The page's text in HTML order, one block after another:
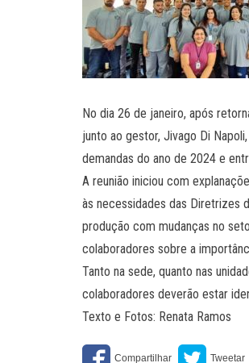
No dia 26 de janeiro, após
junto ao gestor, Jivago Di
demandas do ano de 2024 e
A reunião iniciou com
às necessidades das Diretrizes
produção com mudanças no
colaboradores sobre a
Tanto na sede, quanto nas
colaboradores deverão estar
Texto e Fotos: Renata Ramos